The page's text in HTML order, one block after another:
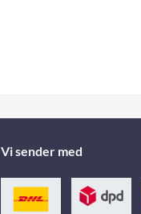
Vi sender med